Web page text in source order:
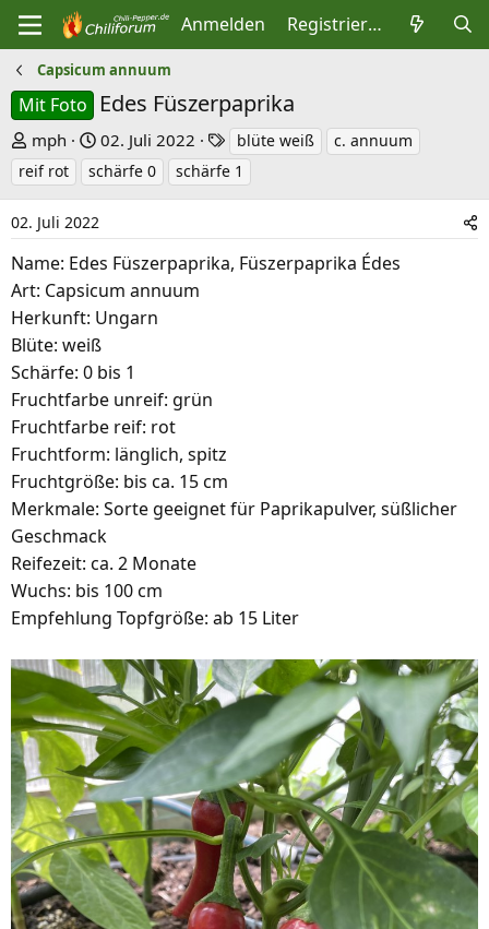
Anmelden Registrieren
Capsicum annuum
Mit Foto Edes Füszerpaprika
E
r
s
e
l
l
e
r
mph
E
r
s
e
l
l
t
a
m
02. Juli 2022
c
h
a
g
blüte weiß
c. annuum
reif rot
schärfe 0 schärfe 1
02. Juli 2022
Name: Edes Füszerpaprika, Füszerpaprika Édes
Art: Capsicum annuum
Herkunft: Ungarn
Blüte: weiß
Schärfe: 0 bis 1
Fruchtfarbe unreif: grün
Fruchtfarbe reif: rot
Fruchtform: länglich, spitz
Fruchtgröße: bis ca. 15 cm
Merkmale: Sorte geeignet für Paprikapulver, süßlicher
Geschmack
Reifezeit: ca. 2 Monate
Wuchs: bis 100 cm
Empfehlung Topfgröße: ab 15 Liter